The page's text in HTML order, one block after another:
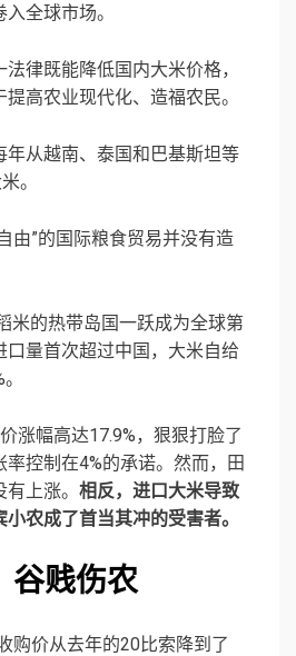
全球市场。
律既能降低国内大米价格，
高农业现代化、造福农民。
年从越南、泰国和巴基斯坦等
。
由”的国际粮食贸易并没有造
米的热带岛国一跃成为全球第
口量首次超过中国，大米自给
涨幅高达17.9%，狠狠打脸了
控制在4%的承诺。然而，田
上涨。 相反，进口大米导致
农成了首当其冲的受害者。
谷贱伤农
购价从去年的20比索降到了